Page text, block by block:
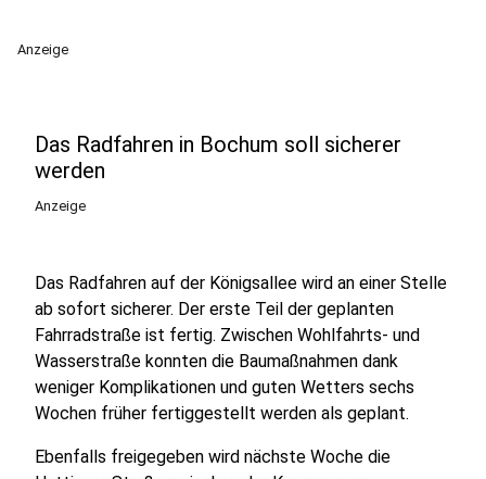
Anzeige
Das Radfahren in Bochum soll sicherer
werden
Anzeige
Das Radfahren auf der Königsallee wird an einer Stelle
ab sofort sicherer. Der erste Teil der geplanten
Fahrradstraße ist fertig. Zwischen Wohlfahrts- und
Wasserstraße konnten die Baumaßnahmen dank
weniger Komplikationen und guten Wetters sechs
Wochen früher fertiggestellt werden als geplant.
Ebenfalls freigegeben wird nächste Woche die